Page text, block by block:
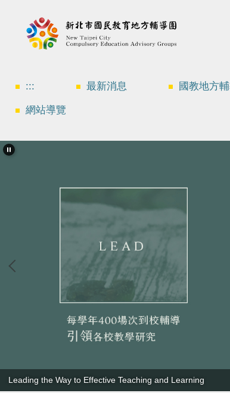
::: 最新消息 國教地方
網站導覽
Quality Teaching Is Vital for Improving Student Learning